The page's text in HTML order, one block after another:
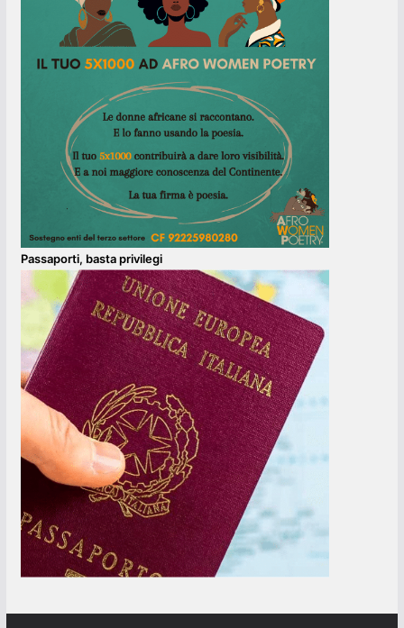
Passaporti, basta privilegi